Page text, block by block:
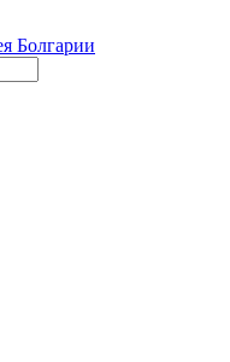
Болгарии